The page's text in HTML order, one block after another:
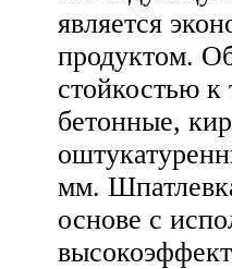
является
продуктом.
стойкостью
бетонные,
мм.
основе с